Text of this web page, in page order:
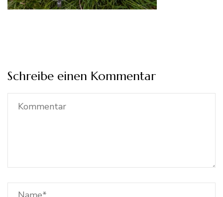
Schreibe einen Kommentar